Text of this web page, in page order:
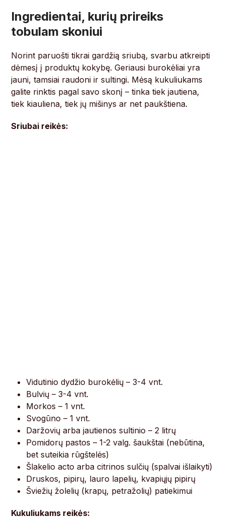
Ingredientai, kurių prireiks
tobulam skoniui
Norint paruošti tikrai gardžią sriubą, svarbu atkreipti
dėmesį į produktų kokybę. Geriausi burokėliai yra
jauni, tamsiai raudoni ir sultingi. Mėsą kukuliukams
galite rinktis pagal savo skonį – tinka tiek jautiena,
tiek kiauliena, tiek jų mišinys ar net paukštiena.
Sriubai reikės:
Vidutinio dydžio burokėlių – 3-4 vnt.
Bulvių – 3-4 vnt.
Morkos – 1 vnt.
Svogūno – 1 vnt.
Daržovių arba jautienos sultinio – 2 litrų
Pomidorų pastos – 1-2 valg. šaukštai (nebūtina,
bet suteikia rūgštelės)
Šlakelio acto arba citrinos sulčių (spalvai išlaikyti)
Druskos, pipirų, lauro lapelių, kvapiųjų pipirų
Šviežių žolelių (krapų, petražolių) patiekimui
Kukuliukams reikės: